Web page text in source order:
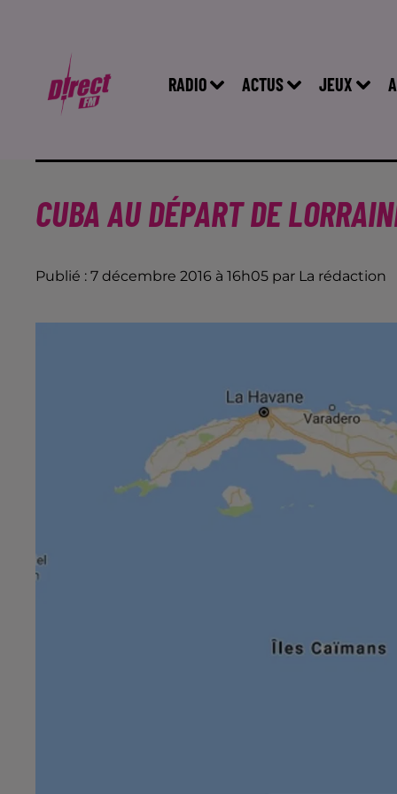
RADIO ACTUS JEUX
CUBA AU DÉPART DE
Publié : 7 décembre 2016 à 16h05 par La rédaction